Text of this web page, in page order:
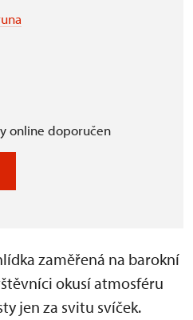
online doporučen
zaměřená na barokní
okusí atmosféru
jen za svitu svíček.